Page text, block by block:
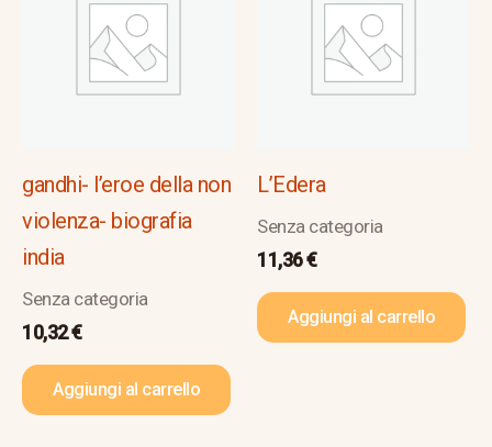
gandhi- l’eroe della non
violenza- biografia
india
Senza categoria
10,32€
Aggiungi al carrello
L’Edera
Senza categoria
11,36€
Aggiungi al carrello